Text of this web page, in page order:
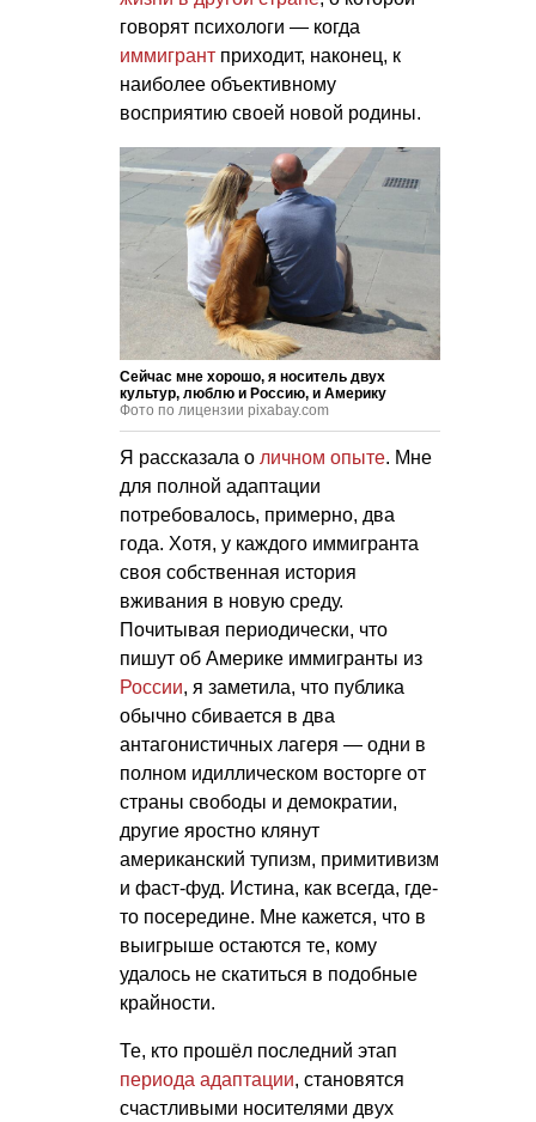
говорят психологи — когда
иммигрант приходит, наконец, к
наиболее объективному
восприятию своей новой родины.
Сейчас мне хорошо, я носитель двух
культур, люблю и Россию, и Америку
Фото по лицензии pixabay.com
Я рассказала о личном опыте. Мне
для полной адаптации
потребовалось, примерно, два
года. Хотя, у каждого иммигранта
своя собственная история
вживания в новую среду.
Почитывая периодически, что
пишут об Америке иммигранты из
России, я заметила, что публика
обычно сбивается в два
антагонистичных лагеря — одни в
полном идиллическом восторге от
страны свободы и демократии,
другие яростно клянут
американский тупизм, примитивизм
и фаст-фуд. Истина, как всегда, где-
то посередине. Мне кажется, что в
выигрыше остаются те, кому
удалось не скатиться в подобные
крайности.
Те, кто прошёл последний этап
периода адаптации, становятся
счастливыми носителями двух